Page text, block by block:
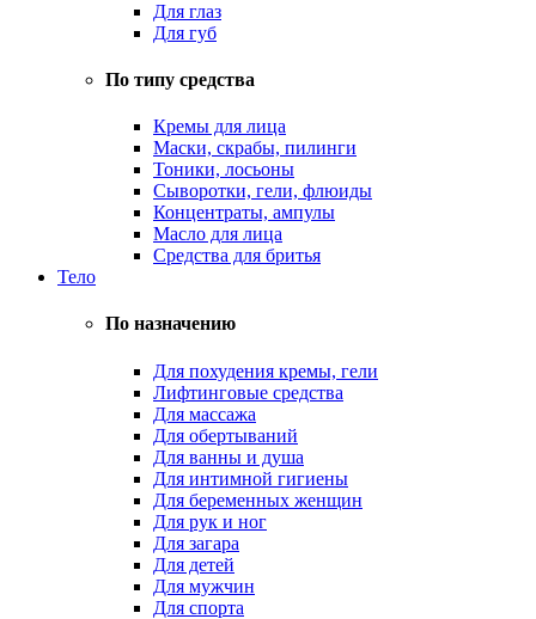
Для глаз
Для губ
По типу средства
Кремы для лица
Маски, скрабы, пилинги
Тоники, лосьоны
Сыворотки, гели, флюиды
Концентраты, ампулы
Масло для лица
Средства для бритья
Тело
По назначению
Для похудения кремы, гели
Лифтинговые средства
Для массажа
Для обертываний
Для ванны и душа
Для интимной гигиены
Для беременных женщин
Для рук и ног
Для загара
Для детей
Для мужчин
Для спорта